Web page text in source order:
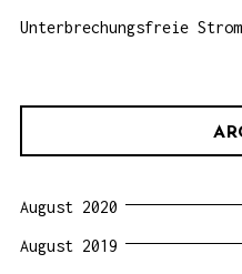
Unterbrechungsfreie
August 2020
August 2019